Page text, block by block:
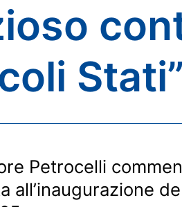
Stati”
Petrocelli
all’inaugurazione